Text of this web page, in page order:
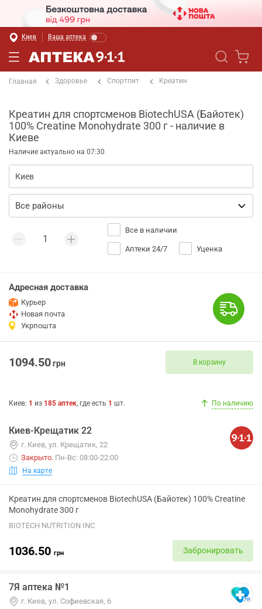
Киев Ваша аптека
Главная Здоровье Спортпит Креатин
Креатин для спортсменов BiotechUSA (Байотек)
100% Creatine Monohydrate 300 г - наличие в
Киеве
Наличие актуально на 07:30
Все в наличии
Аптеки 24/7 Уценка
Адресная доставка
Курьер
Новая почта
Укрпошта
1094.50грн В корзину
Киев: 1 из 185 аптек, где есть 1 шт. По наличию
Киев-Крещатик 22
г. Киев, ул. Крещатик, 22
Закрыто. Пн-Вс: 08:00-22:00
На карте
Креатин для спортсменов BiotechUSA (Байотек) 100% Creatine
Monohydrate 300 г
BIOTECH NUTRITION INC
1036.50 грн Забронировать
7Я аптека №1
г. Киев, ул. Софиевская, 6